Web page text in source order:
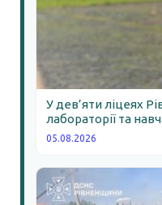
У дев’яти ліцеях
лабораторії та
05.08.2026